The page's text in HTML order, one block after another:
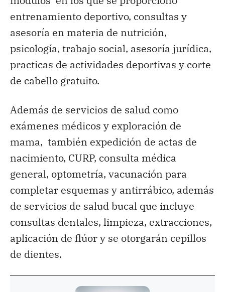
entrenamiento deportivo, consultas y
asesoría en materia de nutrición,
psicología, trabajo social, asesoría jurídica,
practicas de actividades deportivas y corte
de cabello gratuito.
Además de servicios de salud como
exámenes médicos y exploración de
mama, también expedición de actas de
nacimiento, CURP, consulta médica
general, optometría, vacunación para
completar esquemas y antirrábico, además
de servicios de salud bucal que incluye
consultas dentales, limpieza, extracciones,
aplicación de flúor y se otorgarán cepillos
de dientes.